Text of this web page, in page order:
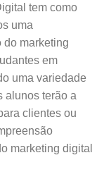
tem como
uma
do marketing
em
uma variedade
alunos terão a
clientes ou
marketing digital